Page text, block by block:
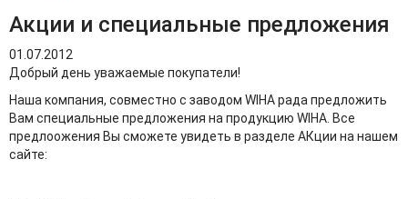
Акции и специальные предложения
01.07.2012
Добрый день уважаемые покупатели!
Наша компания, совместно с заводом WIHA рада предложить
Вам специальные предложения на продукцию WIHA. Все
предлоожения Вы сможете увидеть в разделе АКции на нашем
сайте: